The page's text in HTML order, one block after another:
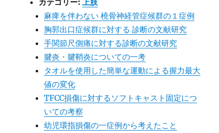
麻痺を伴わない 橈骨神経管症候群の１症例
胸郭出口症候群に対する 診断の文献研究
手関節尺側痛に対する診断の文献研究
腱炎・腱鞘炎についての一考
タオルを使用した簡単な運動による握力最大
値の変化
TFCC損傷に対するソフトキャスト固定につ
いての考察
幼児環指損傷の一症例から考えたこと